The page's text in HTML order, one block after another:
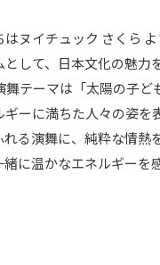
ヌイチュック さくら よ
して、日本文化の魅力
テーマは「太陽の子ど
ーに満ちた人々の姿を
る演舞に、純粋な情熱
に温かなエネルギーを